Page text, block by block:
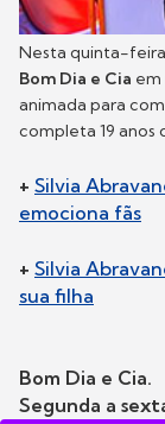
Nesta quinta-
Bom Dia e Cia em
animada para
completa 19 anos
+ Silvia
emociona fãs
+ Silvia
sua filha
Bom Dia e Cia.
Segunda a